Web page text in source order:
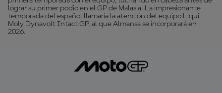
lograr su primer podio en el GP de Malasia. La impresionante
temporada del español llamaría la atención del equipo Liqui
Moly Dynavolt Intact GP, al que Almansa se incorporará en
2026.